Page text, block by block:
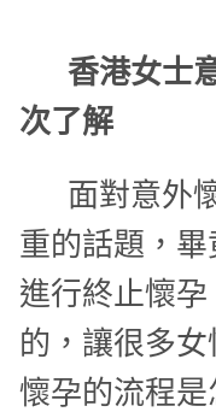
香港女士
次了解
面對意外
重的話題，
進行終止懷
的，讓很多
懷孕的流程